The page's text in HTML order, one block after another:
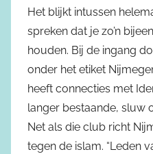
Het blijkt intussen
spreken dat je zo’n
houden. Bij de ingang
onder het etiket
heeft connecties met
langer bestaande, sluw
Net als die club richt
tegen de islam. “Leden